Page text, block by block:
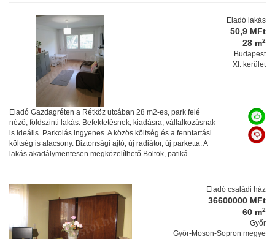
Eladó lakás
50,9 MFt
28 m2
Budapest
XI. kerület
Eladó Gazdagréten a Rétköz utcában 28 m2-es, park felé
néző, földszinti lakás. Befektetésnek, kiadásra, vállalkozásnak
is ideális. Parkolás ingyenes. A közös költség és a fenntartási
költség is alacsony. Biztonsági ajtó, új radiátor, új parketta. A
lakás akadálymentesen megközelíthető.Boltok, patiká...
Eladó családi ház
36600000 MFt
60 m2
Győr
Győr-Moson-Sopron megye